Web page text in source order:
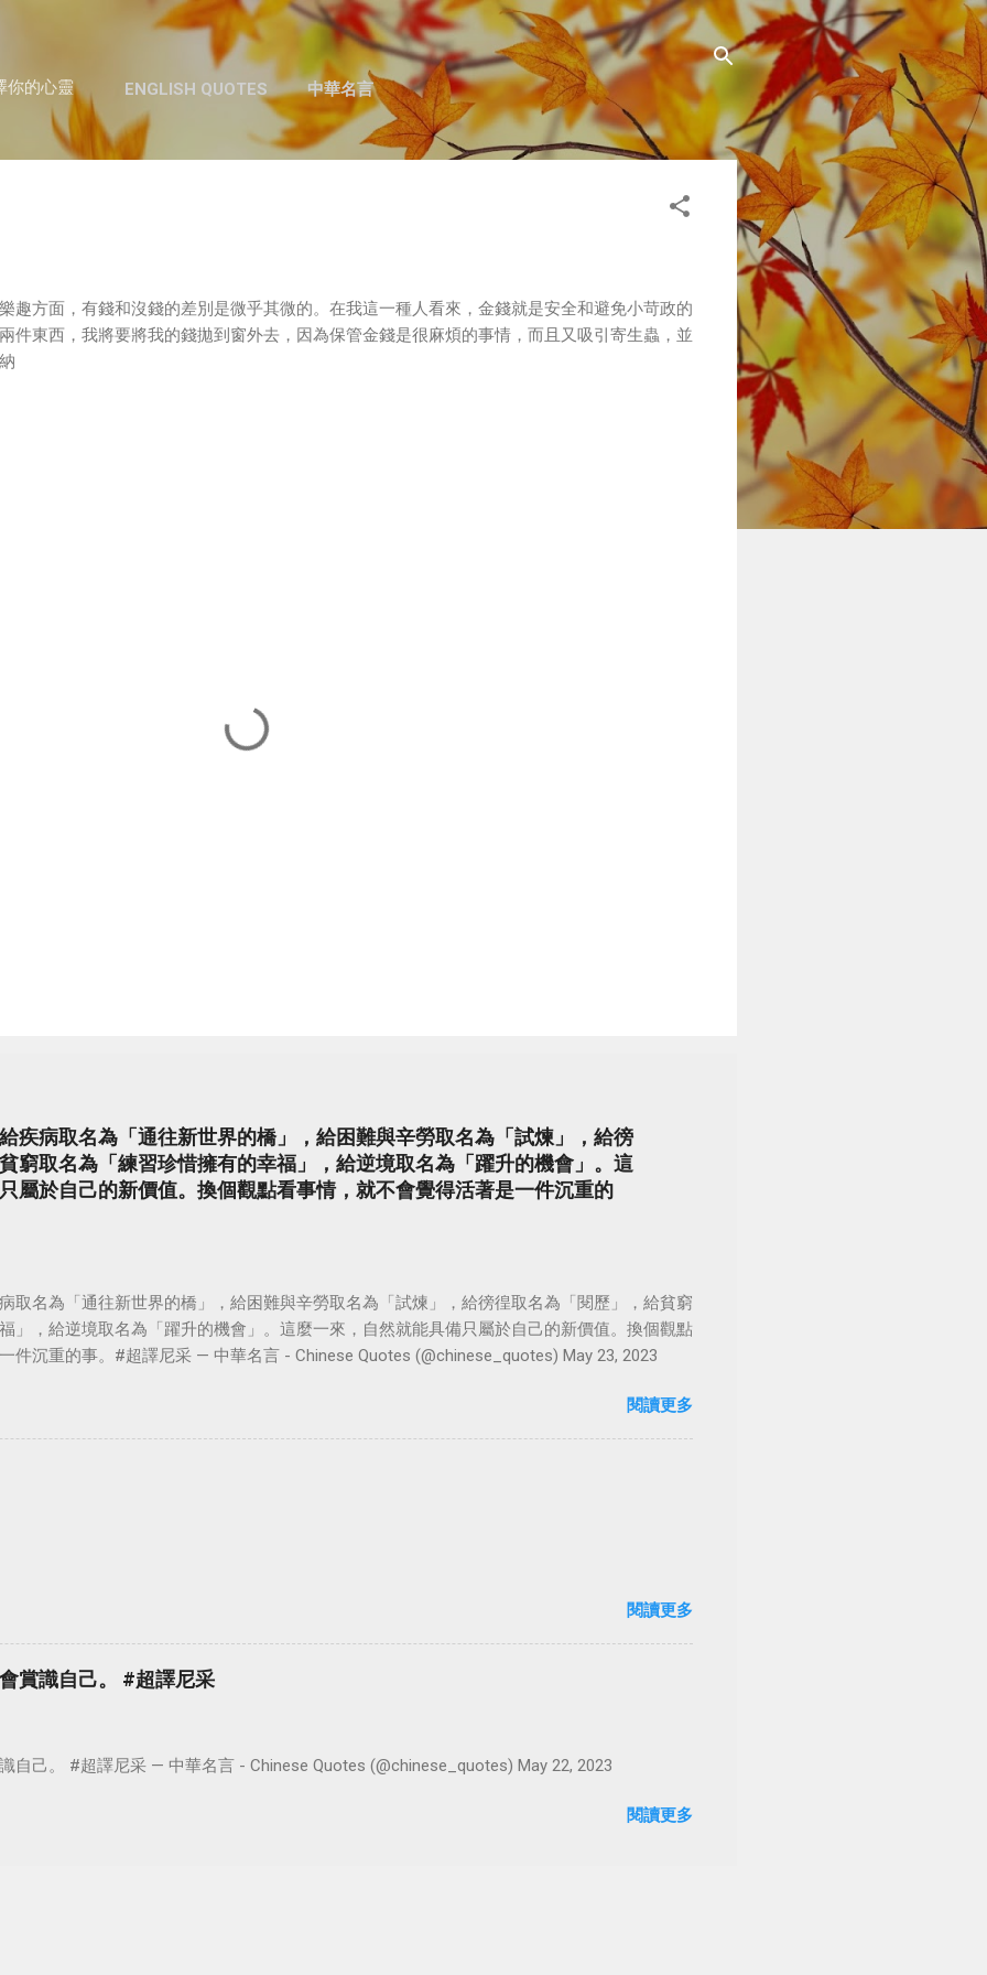
跳至主要內容
你的心靈 ENGLISH QUOTES 中華名言
趣方面，有錢和沒錢的差別是微乎其微的。在我這一種人看來，金錢就是安全和避免小苛政的
件東西，我將要將我的錢拋到窗外去，因為保管金錢是很麻煩的事情，而且又吸引寄生蟲，並
疾病取名為「通往新世界的橋」，給困難與辛勞取名為「試煉」，給徬
窮取名為「練習珍惜擁有的幸福」，給逆境取名為「躍升的機會」。這
屬於自己的新價值。換個觀點看事情，就不會覺得活著是一件沉重的
取名為「通往新世界的橋」，給困難與辛勞取名為「試煉」，給徬徨取名為「閱歷」，給貧窮
」，給逆境取名為「躍升的機會」。這麼一來，自然就能具備只屬於自己的新價值。換個觀點
件沉重的事。#超譯尼采 — 中華名言 - Chinese Quotes (@chinese_quotes) May 23, 2023
閱讀更多
閱讀更多
賞識自己。 #超譯尼采
自己。 #超譯尼采 — 中華名言 - Chinese Quotes (@chinese_quotes) May 22, 2023
閱讀更多